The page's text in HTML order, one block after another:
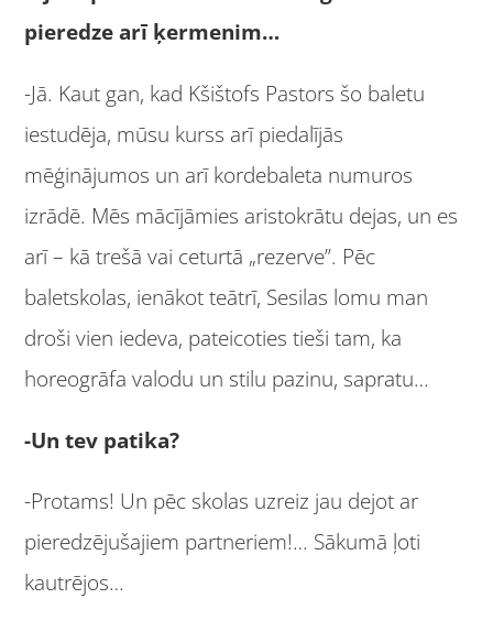
pieredze arī ķermenim…
-Jā. Kaut gan, kad Kšištofs Pastors šo baletu
iestudēja, mūsu kurss arī piedalījās
mēģinājumos un arī kordebaleta numuros
izrādē. Mēs mācījāmies aristokrātu dejas, un es
arī – kā trešā vai ceturtā „rezerve”. Pēc
baletskolas, ienākot teātrī, Sesilas lomu man
droši vien iedeva, pateicoties tieši tam, ka
horeogrāfa valodu un stilu pazinu, sapratu…
-Un tev patika?
-Protams! Un pēc skolas uzreiz jau dejot ar
pieredzējušajiem partneriem!… Sākumā ļoti
kautrējos…